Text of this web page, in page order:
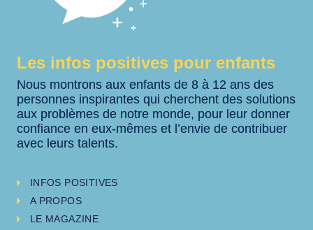
Les infos positives pour enfants
Nous montrons aux enfants de 8 à 12 ans des
personnes inspirantes qui cherchent des solutions
aux problèmes de notre monde, pour leur donner
confiance en eux-mêmes et l’envie de contribuer
avec leurs talents.
INFOS POSITIVES
A PROPOS
LE MAGAZINE